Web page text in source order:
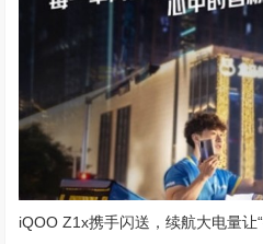
iQOO Z1x携手闪送，续航大电量让